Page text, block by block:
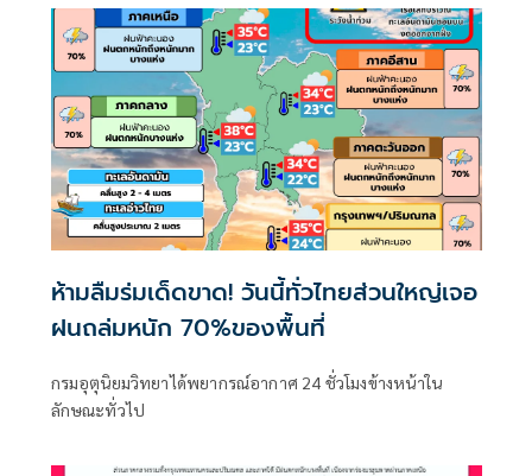
ห้ามลืมร่มเด็ดขาด! วันนี้ทั่วไทยส่วนใหญ่เจอ
ฝนถล่มหนัก 70%ของพื้นที่
กรมอุตุนิยมวิทยาได้พยากรณ์อากาศ 24 ชั่วโมงข้างหน้าใน
ลักษณะทั่วไป